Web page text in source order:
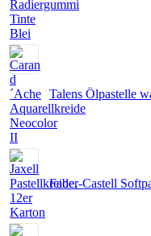
Talens Ölpastelle
Faber-Castell